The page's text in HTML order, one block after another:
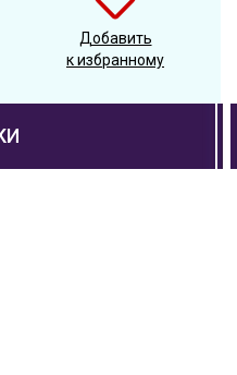
Добавить
к избранному